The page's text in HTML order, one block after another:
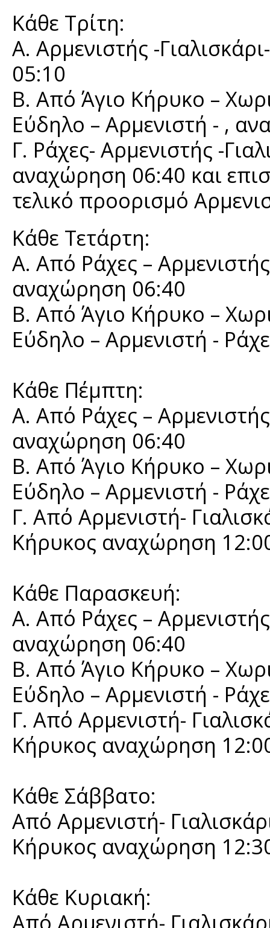
Κάθε Τρίτη:
Α. Αρμενιστής -
05:10
Β. Από Άγιο Κήρυκο –
Εύδηλο – Αρμενιστή - ,
Γ. Ράχες- Αρμενιστής -
αναχώρηση 06:40 και
τελικό προορισμό
Κάθε Τετάρτη:
Α. Από Ράχες –
αναχώρηση 06:40
Β. Από Άγιο Κήρυκο –
Εύδηλο – Αρμενιστή -
Κάθε Πέμπτη:
Α. Από Ράχες –
αναχώρηση 06:40
Β. Από Άγιο Κήρυκο –
Εύδηλο – Αρμενιστή -
Γ. Από Αρμενιστή-
Κήρυκος αναχώρηση
Κάθε Παρασκευή:
Α. Από Ράχες –
αναχώρηση 06:40
Β. Από Άγιο Κήρυκο –
Εύδηλο – Αρμενιστή -
Γ. Από Αρμενιστή-
Κήρυκος αναχώρηση
Κάθε Σάββατο:
Από Αρμενιστή-
Κήρυκος αναχώρηση
Κάθε Κυριακή:
Από Αρμενιστή-